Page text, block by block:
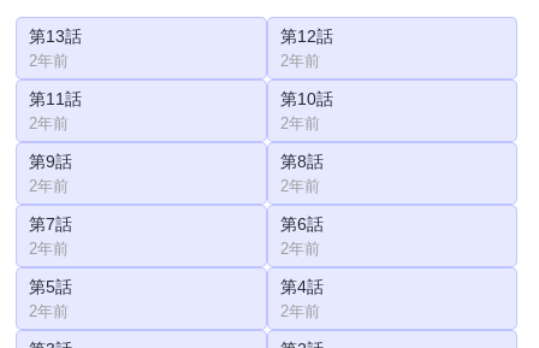
第13話
2年前
第12話
2年前
第11話
2年前
第10話
2年前
第9話
2年前
第8話
2年前
第7話
2年前
第6話
2年前
第5話
2年前
第4話
2年前